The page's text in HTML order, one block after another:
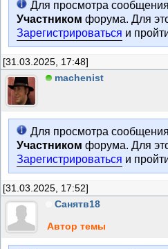
Для просмотра
Участником форума. Для
Зарегистрироваться и
[31.03.2025, 17:48]
machenist
Для просмотра
Участником форума. Для
Зарегистрироваться и
[31.03.2025, 17:52]
Санятв18
Автор темы